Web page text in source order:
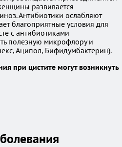
развивается
Антибиотики ослабляют
благоприятные условия для
с антибиотиками
полезную микрофлору и
Аципол, Бифидумбактерин).
при цистите могут возникнуть